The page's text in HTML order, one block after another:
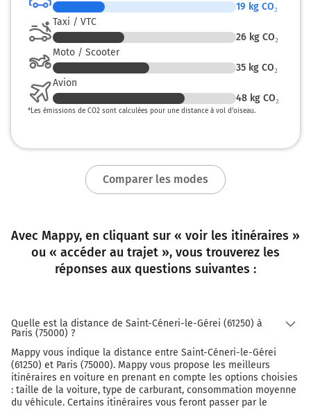
Route Nationale
N12
BOIS D'ARCY
ST CYR L'ÉCOLE
MONTIGNY LE BX
BASE DE LOISIRS DE ST QUENTIN EN Y.
173 km
174 km
Continuer et rejoindre A12. Continuer sur 7,1
kilomètres
19 kg CO₂
Taxi / VTC
26 kg CO₂
Moto / Scooter
35 kg CO₂
Avion
48 kg CO₂
*Les émissions de CO2 sont calculées pour une distance à vol d’oiseau.
Comparer les modes
Avec Mappy, en cliquant sur « voir les itinéraires »
ou « accéder au trajet », vous trouverez les
réponses aux questions suivantes :
Quelle est la distance de Saint-Céneri-le-Gérei (61250) à
Paris (75000) ?
Mappy vous indique la distance entre Saint-Céneri-le-Gérei
(61250) et Paris (75000). Mappy vous propose les meilleurs
itinéraires en voiture en prenant en compte les options choisies
: taille de la voiture, type de carburant, consommation moyenne
du véhicule. Certains itinéraires vous feront passer par le